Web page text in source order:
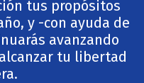
tus propósitos
y -con ayuda de
avanzando
tu libertad